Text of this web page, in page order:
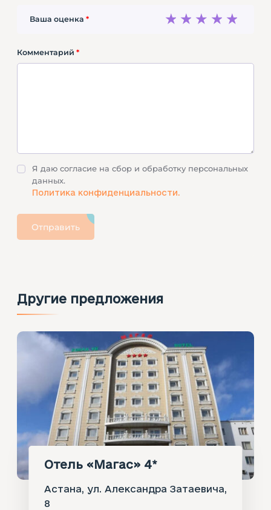
Ваша оценка * 4
3
2
1
Комментарий *
Я даю согласие на сбор и обработку персональных
данных.
Политика конфиденциальности.
Отправить
Другие предложения
Отель «Магас» 4*
Астана, ул. Александра Затаевича,
8